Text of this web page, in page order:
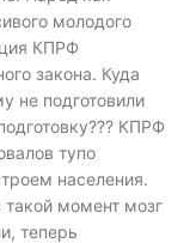
молодого
КПРФ
закона. Куда
не подготовили
КПРФ
тупо
населения.
момент мозг
теперь